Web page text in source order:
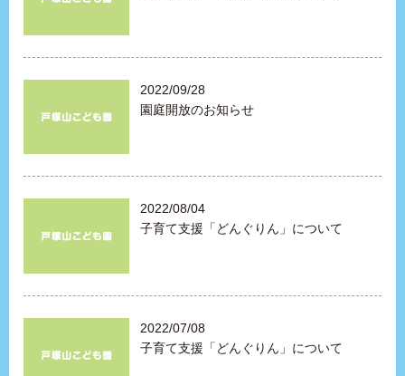
2022/09/28
園庭開放のお知らせ
2022/08/04
子育て支援「どんぐりん」について
2022/07/08
子育て支援「どんぐりん」について